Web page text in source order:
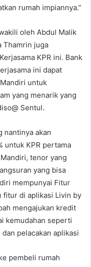
rumah impiannya.”
oleh Abdul Malik
Thamrin juga
KPR ini. Bank
ini dapat
untuk
yang menarik yang
Sentul.
nantinya akan
untuk KPR pertama
tenor yang
yang bisa
mempunyai Fitur
fitur di aplikasi Livin by
mengajukan kredit
kemudahan seperti
pelacakan aplikasi
pembeli rumah